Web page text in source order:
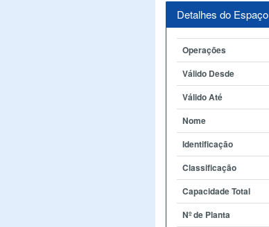
Detalhes do Espaço
Operações
Válido Desde
Válido Até
Nome
Identificação
Classificação
Capacidade Total
Nº de Planta